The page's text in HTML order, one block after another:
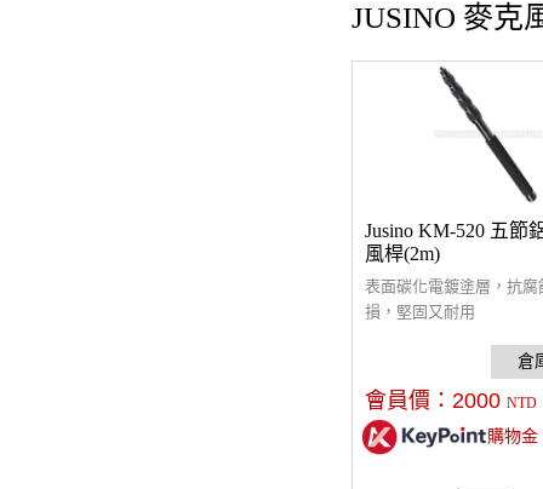
JUSINO 麥克
Jusino KM-520 五節
風桿(2m)
表面碳化電鍍塗層，抗腐
損，堅固又耐用
會員價： 2000 NTD
購物金